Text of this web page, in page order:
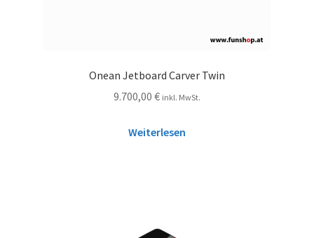
Onean Jetboard Carver Twin
9.700,00 € inkl. MwSt.
Weiterlesen